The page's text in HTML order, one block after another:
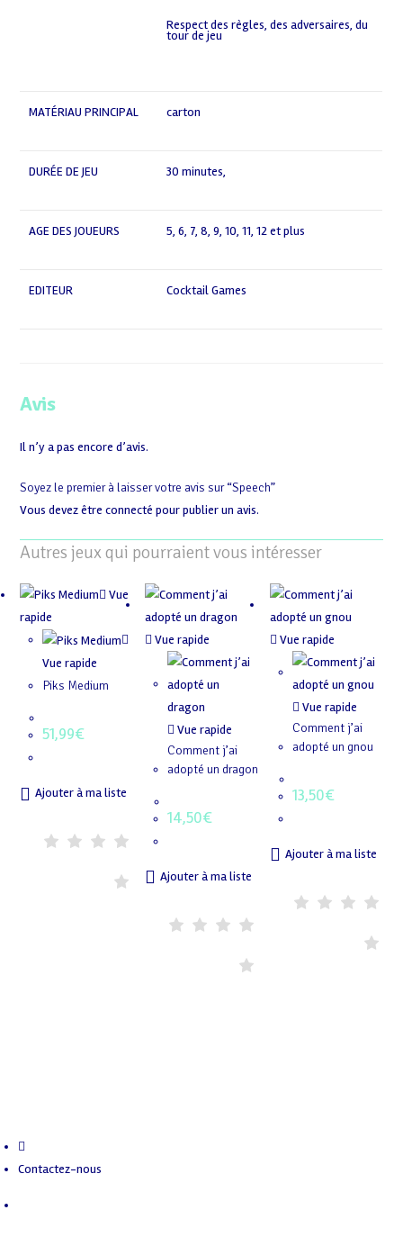
Respect des règles, des adversaires, du
tour de jeu
MATÉRIAU PRINCIPAL carton
DURÉE DE JEU 30 minutes,
AGE DES JOUEURS 5,6, 7,8,9,10,11,12 et plus
EDITEUR Cocktail Games
Avis
Il n’y a pas encore d’avis.
Soyez le premier à laisser votre avis sur “Speech”
Vous devez êtreconnecté pour publier un avis.
Autres jeux qui pourraient vous intéresser
Vue
rapide
Vue rapide
Piks Medium
51,99€
Ajouter à ma liste
Vue rapide
Vue rapide
Comment j’ai
adopté un dragon
14,50€
Ajouter à ma liste
Vue rapide
Vue rapide
Comment j’ai
adopté un gnou
13,50€
Ajouter à ma liste
Contactez-nous